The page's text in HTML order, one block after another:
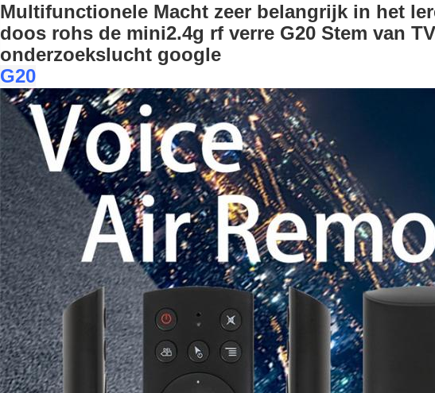
Multifunctionele Macht zeer belangrijk in het
doos rohs de mini2.4g rf verre G20 Stem van
onderzoekslucht google
G20